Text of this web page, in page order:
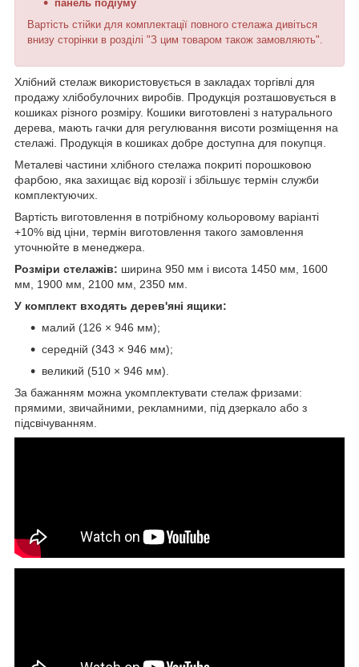
панель подіуму
Вартість стійки для комплектації повного стелажа дивіться
внизу сторінки в розділі "З цим товаром також замовляють".
Хлібний стелаж використовується в закладах торгівлі для
продажу хлібобулочних виробів. Продукція розташовується в
кошиках різного розміру. Кошики виготовлені з натурального
дерева, мають гачки для регулювання висоти розміщення на
стелажі. Продукція в кошиках добре доступна для покупця.
Металеві частини хлібного стелажа покриті порошковою
фарбою, яка захищає від корозії і збільшує термін служби
комплектуючих.
Вартість виготовлення в потрібному кольоровому варіанті
+10% від ціни, термін виготовлення такого замовлення
уточнюйте в менеджера.
Розміри стелажів: ширина 950 мм і висота 1450 мм, 1600
мм, 1900 мм, 2100 мм, 2350 мм.
У комплект входять дерев'яні ящики:
малий (126 × 946 мм);
середній (343 × 946 мм);
великий (510 × 946 мм).
За бажанням можна укомплектувати стелаж фризами:
прямими, звичайними, рекламними, під дзеркало або з
підсвічуванням.